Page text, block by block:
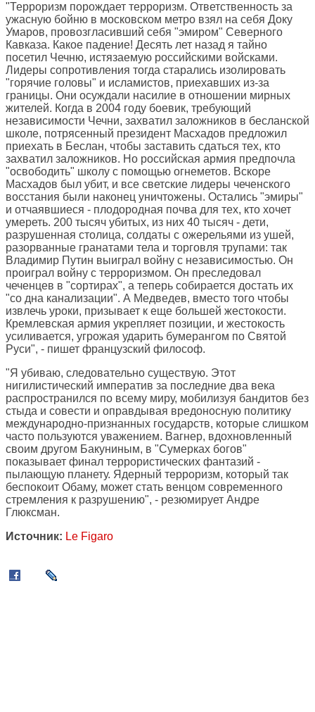
"Терроризм порождает терроризм. Ответственность за
ужасную бойню в московском метро взял на себя Доку
Умаров, провозгласивший себя "эмиром" Северного
Кавказа. Какое падение! Десять лет назад я тайно
посетил Чечню, истязаемую российскими войсками.
Лидеры сопротивления тогда старались изолировать
"горячие головы" и исламистов, приехавших из-за
границы. Они осуждали насилие в отношении мирных
жителей. Когда в 2004 году боевик, требующий
независимости Чечни, захватил заложников в бесланской
школе, потрясенный президент Масхадов предложил
приехать в Беслан, чтобы заставить сдаться тех, кто
захватил заложников. Но российская армия предпочла
"освободить" школу с помощью огнеметов. Вскоре
Масхадов был убит, и все светские лидеры чеченского
восстания были наконец уничтожены. Остались "эмиры"
и отчаявшиеся - плодородная почва для тех, кто хочет
умереть. 200 тысяч убитых, из них 40 тысяч - дети,
разрушенная столица, солдаты с ожерельями из ушей,
разорванные гранатами тела и торговля трупами: так
Владимир Путин выиграл войну с независимостью. Он
проиграл войну с терроризмом. Он преследовал
чеченцев в "сортирах", а теперь собирается достать их
"со дна канализации". А Медведев, вместо того чтобы
извлечь уроки, призывает к еще большей жестокости.
Кремлевская армия укрепляет позиции, и жестокость
усиливается, угрожая ударить бумерангом по Святой
Руси", - пишет французский философ.
"Я убиваю, следовательно существую. Этот
нигилистический императив за последние два века
распространился по всему миру, мобилизуя бандитов без
стыда и совести и оправдывая вредоносную политику
международно-признанных государств, которые слишком
часто пользуются уважением. Вагнер, вдохновленный
своим другом Бакуниным, в "Сумерках богов"
показывает финал террористических фантазий -
пылающую планету. Ядерный терроризм, который так
беспокоит Обаму, может стать венцом современного
стремления к разрушению", - резюмирует Андре
Глюксман.
Источник: Le Figaro